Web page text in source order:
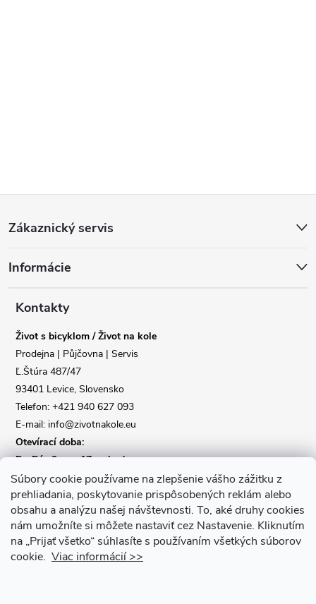
Súbory cookie používame na zlepšenie vášho zážitku z
prehliadania, poskytovanie prispôsobených reklám alebo
obsahu a analýzu našej návštevnosti. To, aké druhy cookies
nám umožníte si môžete nastaviť cez Nastavenie. Kliknutím
na „Prijať všetko“ súhlasíte s používaním všetkých súborov
cookie. Viac informácií >>
p
Zákaznický servis
Informácie
Kontakty
Život s bicyklom / Život na kole
Prodejna | Půjčovna | Servis
Ľ.Štúra 487/47
93401 Levice, Slovensko
Telefon: +421 940 627 093
E-mail: info@zivotnakole.eu
Otevírací doba:
Po-Pá : 9,oo - 17,oo hod
So : 9,oo - 12,oo | Ne : Zavřeno
Kontaktní formulář